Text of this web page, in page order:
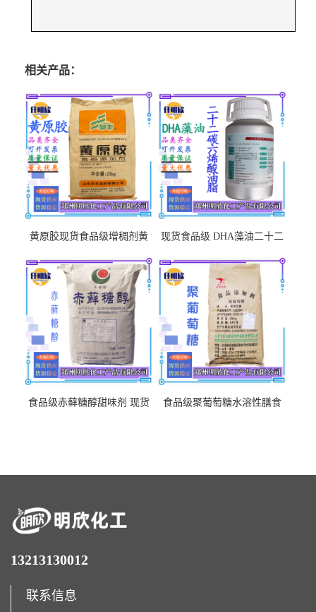
相关产品：
黄原胶现货食品级增稠剂黄
中轩黄原胶
现货食品级 DHA藻油二十二
惠DHA藻油
食品级赤藓糖醇甜味剂 现货
食品级聚葡萄糖水溶性膳食
13213130012
联系信息